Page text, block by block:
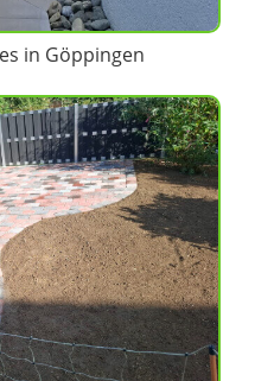
in Göppingen